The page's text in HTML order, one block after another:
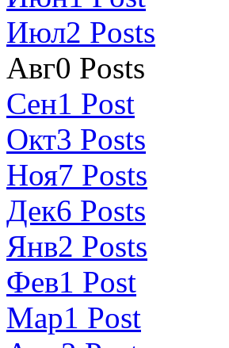
Июл2 Posts
Авг0 Posts
Сен1 Post
Окт3 Posts
Ноя7 Posts
Дек6 Posts
Янв2 Posts
Фев1 Post
Мар1 Post